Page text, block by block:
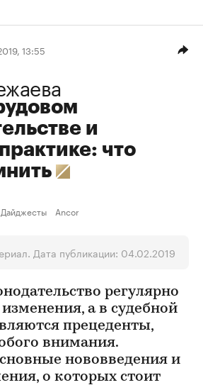
13:55
и
что
Дайджесты Ancor
Дата публикации: 04.02.2019
регулярно
а в судебной
прецеденты,
внимания.
нововведения и
о которых стоит